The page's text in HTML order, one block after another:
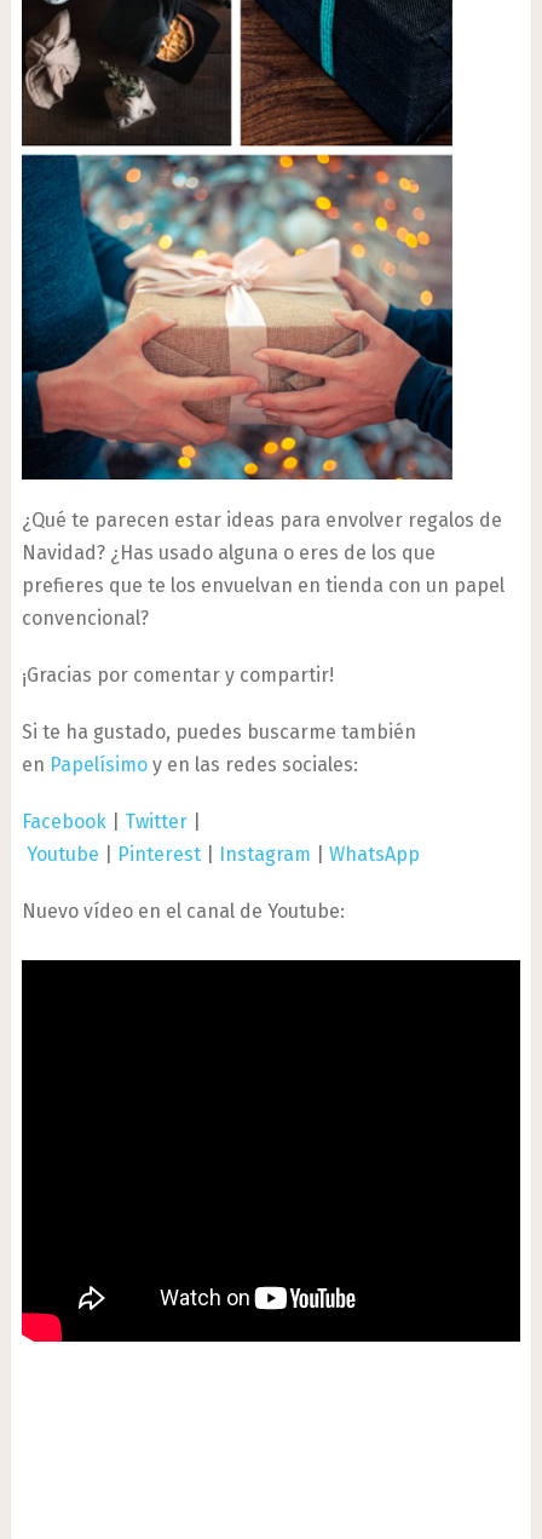
¿Qué te parecen estar ideas para envolver regalos de
Navidad? ¿Has usado alguna o eres de los que
prefieres que te los envuelvan en tienda con un papel
convencional?
¡Gracias por comentar y compartir!
Si te ha gustado, puedes buscarme también
en Papelísimoy en las redes sociales:
Facebook| Twitter
Youtube
Pinterest| Instagram WhatsApp
Nuevo vídeo en el canal de Youtube: